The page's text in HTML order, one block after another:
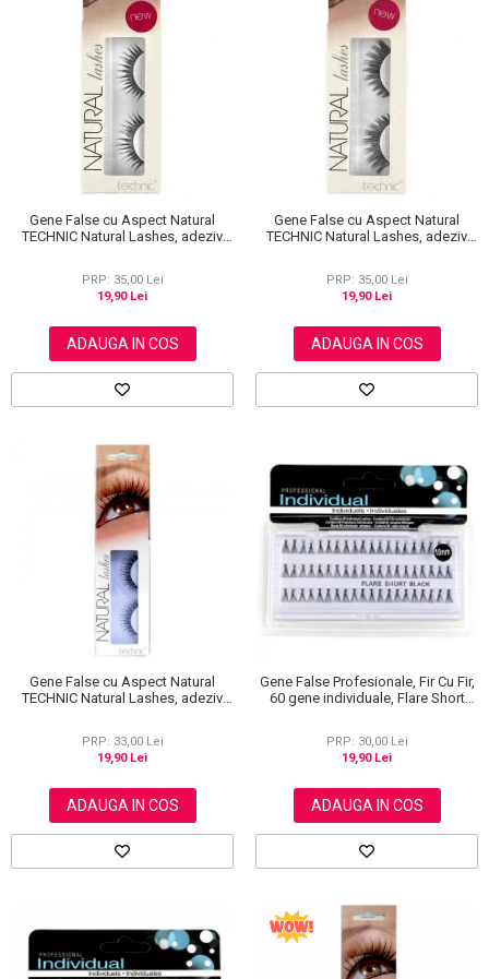
Scrub / Balsam de buze
Netestate pe Animale
Gene False cu Aspect Natural
TECHNIC Natural Lashes, adeziv
PRP: 35,00 Lei
19,90 Lei
ADAUGA IN COS
Gene False cu Aspect Natural
TECHNIC Natural Lashes, adeziv
PRP: 35,00 Lei
19,90 Lei
ADAUGA IN COS
Gene False cu Aspect Natural
TECHNIC Natural Lashes, adeziv
PRP: 33,00 Lei
19,90 Lei
ADAUGA IN COS
Gene False Profesionale, Fir Cu Fir,
60 gene individuale, Flare Short
PRP: 30,00 Lei
19,90 Lei
ADAUGA IN COS